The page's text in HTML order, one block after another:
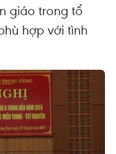
giáo trong tổ
hợp với tình